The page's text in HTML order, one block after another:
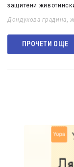
защитени
Дондукова градина
ПРОЧЕТИ ОЩЕ